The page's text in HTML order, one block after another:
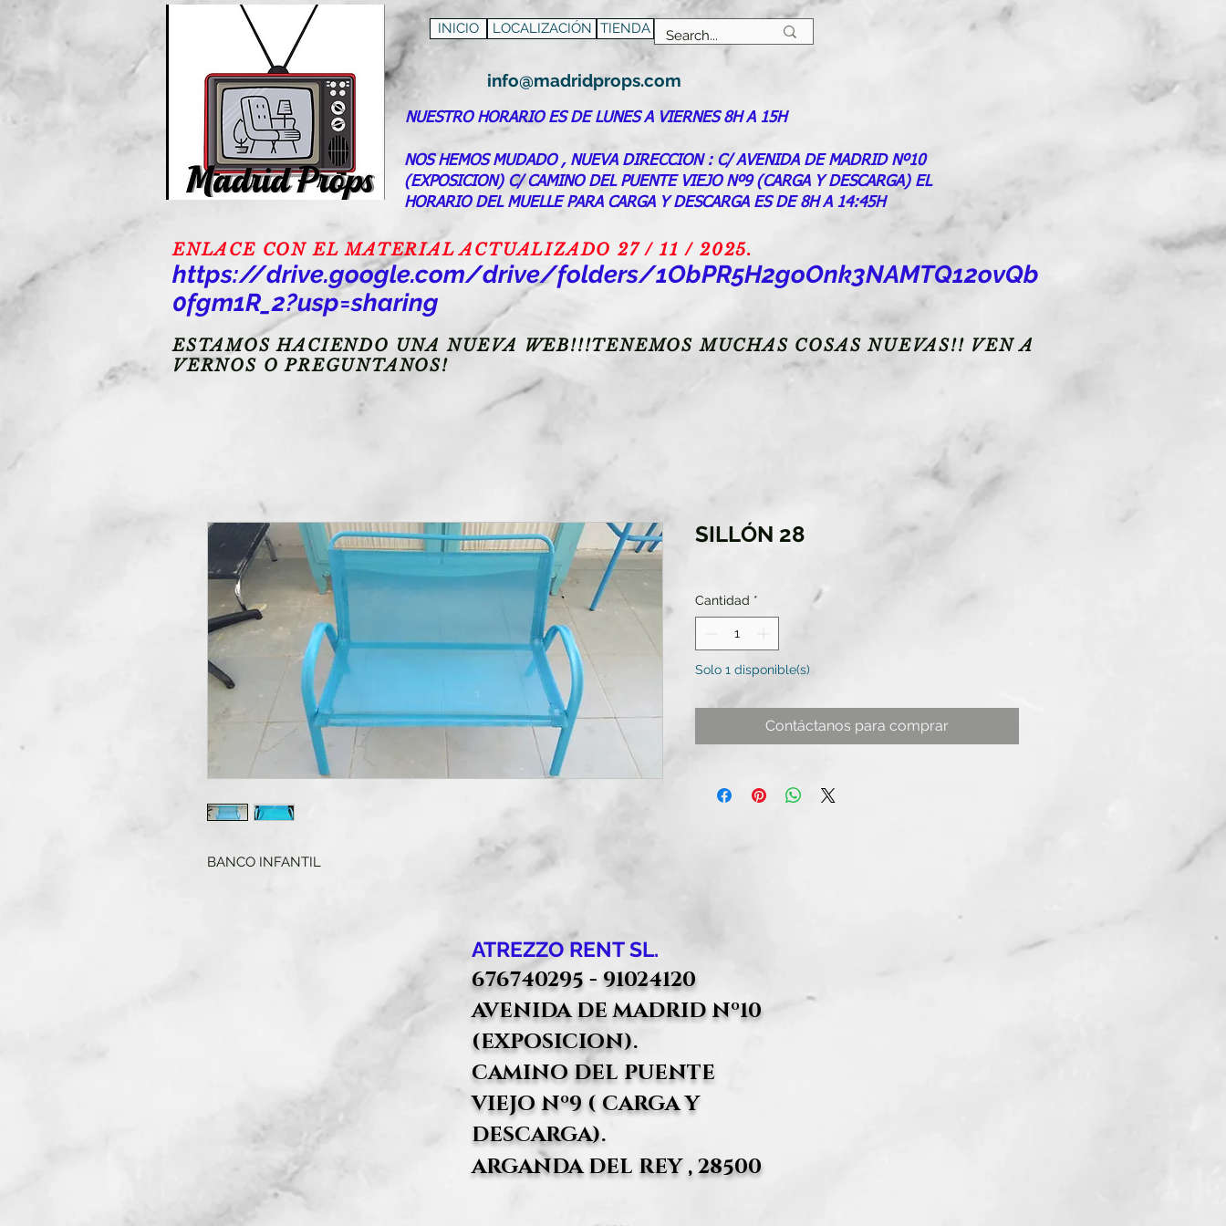
INICIO LOCALIZACIÓN TIENDA
info@madridprops.com
NUESTRO HORARIO ES DE LUNES A VIERNES 8H A 15H
NOS HEMOS MUDADO , NUEVA DIRECCION : C/ AVENIDA DE MADRID Nº10
(EXPOSICION) C/ CAMINO DEL PUENTE VIEJO Nº9 (CARGA Y DESCARGA) EL
HORARIO DEL MUELLE PARA CARGA Y DESCARGA ES DE 8H A 14:45H
ENLACE CON EL MATERIAL ACTUALIZADO 27 / 11 / 2025.
https://drive.google.com/drive/folders/1ObPR5H2goOnk3NAMTQ12ovQb
0fgm1R_2?usp=sharing
ESTAMOS HACIENDO UNA NUEVA WEB!!!TENEMOS MUCHAS COSAS NUEVAS!! VEN A
VERNOS O PREGUNTANOS!
BANCO INFANTIL
SILLÓN 28
Cantidad *
Solo 1 disponible(s)
Contáctanos para comprar
ATREZZO RENT SL.
676740295 - 91024120
AVENIDA DE MADRID Nº10
(EXPOSICION).
CAMINO DEL PUENTE
VIEJO Nº9 ( CARGA Y
DESCARGA).
ARGANDA DEL REY , 28500